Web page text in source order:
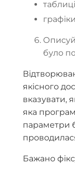
було
якісного
вказувати,
яка
параметри
Бажано